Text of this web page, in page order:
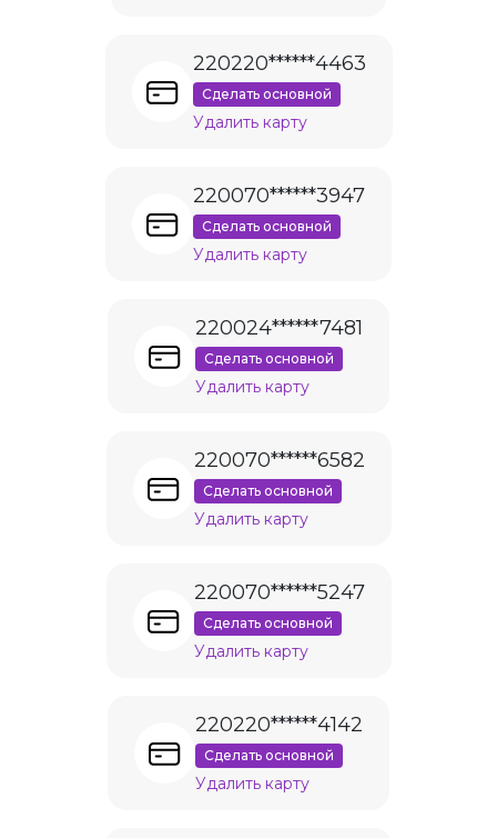
220220******4463
Сделать основной
Удалить карту
220070******3947
Сделать основной
Удалить карту
220024******7481
Сделать основной
Удалить карту
220070******6582
Сделать основной
Удалить карту
220070******5247
Сделать основной
Удалить карту
220220******4142
Сделать основной
Удалить карту